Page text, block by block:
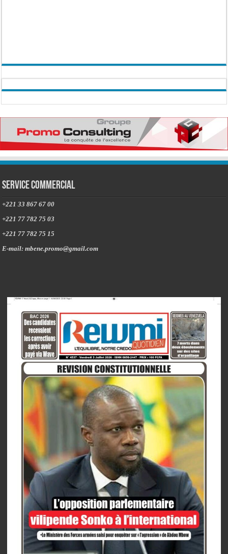
Service commercial
+221 33 867 67 00
+221 77 782 75 03
+221 77 782 75 15
E-mail: mbene.promo@gmail.com